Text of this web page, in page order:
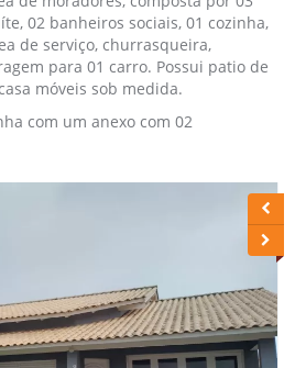
02 banheiros sociais, 01 cozinha,
de serviço, churrasqueira,
para 01 carro. Possui patio de
móveis sob medida.
com um anexo com 02